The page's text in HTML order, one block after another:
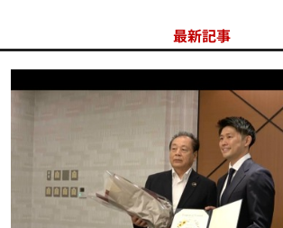
最新記事